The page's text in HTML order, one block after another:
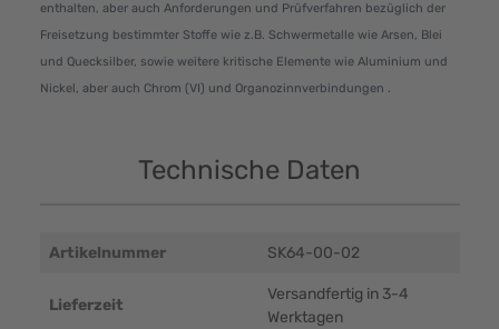
enthalten, aber auch Anforderungen und Prüfverfahren bezüglich der
Freisetzung bestimmter Stoffe wie z.B. Schwermetalle wie Arsen, Blei
und Quecksilber, sowie weitere kritische Elemente wie Aluminium und
Nickel, aber auch Chrom (VI) und Organozinnverbindungen .
Technische Daten
Artikelnummer SK64-00-02
Lieferzeit
Versandfertig in 3-4
Werktagen